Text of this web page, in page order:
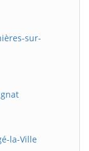
sur-
la-Ville